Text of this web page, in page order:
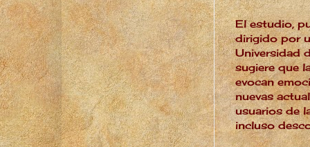
El estudio,
dirigido por
Universidad
sugiere que
evocan
nuevas
usuarios de
incluso